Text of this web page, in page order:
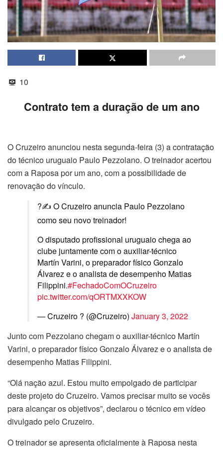
10
Contrato tem a duração de um ano
O Cruzeiro anunciou nesta segunda-feira (3) a contratação
do técnico uruguaio Paulo Pezzolano. O treinador acertou
com a Raposa por um ano, com a possibilidade de
renovação do vínculo.
?✍️ O Cruzeiro anuncia Paulo Pezzolano
como seu novo treinador!
O disputado profissional uruguaio chega ao
clube juntamente com o auxiliar-técnico
Martín Varini, o preparador físico Gonzalo
Álvarez e o analista de desempenho Matias
Filippini.#FechadoComOCruzeiro
pic.twitter.com/qORTMXXKOW
— Cruzeiro ? (@Cruzeiro) January 3, 2022
Junto com Pezzolano chegam o auxiliar-técnico Martín
Varini, o preparador físico Gonzalo Álvarez e o analista de
desempenho Matias Filippini.
“Olá nação azul. Estou muito empolgado de participar
deste projeto do Cruzeiro. Vamos precisar muito se vocês
para alcançar os objetivos”, declarou o técnico em vídeo
divulgado pelo Cruzeiro.
O treinador se apresenta oficialmente à Raposa nesta